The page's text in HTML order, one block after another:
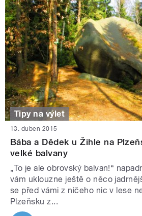
Tipy na výlet
13. duben 2015
Bába a Dědek u Žihle na
velké balvany
„To je ale obrovský balvan!“
vám uklouzne ještě o něco
se před vámi z ničeho nic v lese
Plzeňsku z...